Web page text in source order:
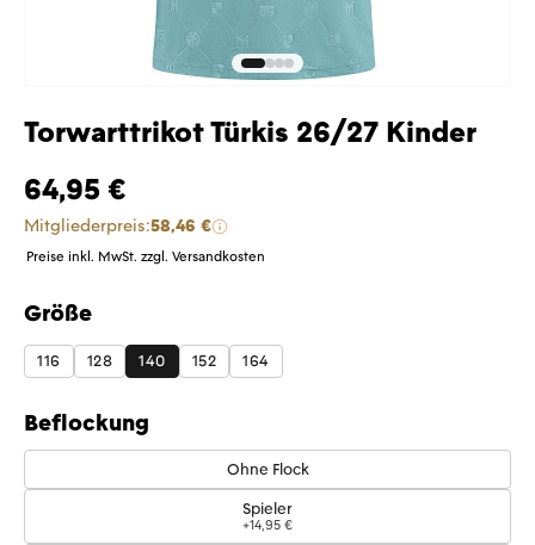
Torwarttrikot Türkis 26/27 Kinder
64,95 €
Mitgliederpreis:58,46 €
Preise inkl. MwSt. zzgl. Versandkosten
Größe
auswählen
116 128 140 152 164
Beflockung
Ohne Flock
Spieler
+14,95 €